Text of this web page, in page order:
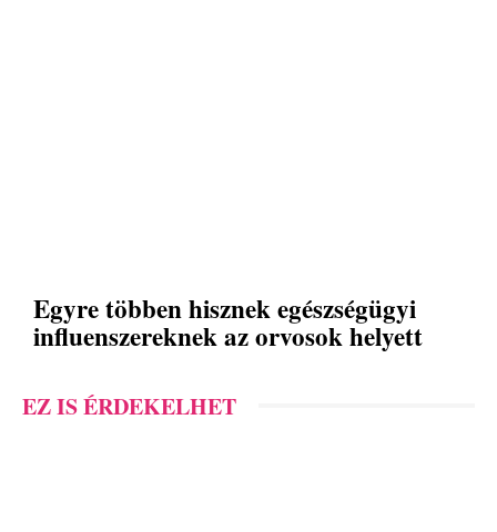
Egyre többen hisznek egészségügyi
influenszereknek az orvosok helyett
EZ IS ÉRDEKELHET